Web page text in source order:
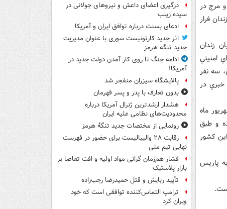
مرج در
فرار
زندان
امنيتي
سه نفر
خبري در
ماه
و طبق
کشور
شده و به پاريس
درگیری اعضای داعش و نیروهای جولانی در
سیده زینب
ادعای بسنت درباره توافق ایران و آمریکا
اثر جدید کارتونیست سوری با عنوان مدیریت
جدید تنگه هرمز
ادامه جنگ تا روی کار آمدن دولت جدید در
آمریکا!
پالایشگاه سیزران منفجر شد
بدون تعارف با پدر و پسر قهرمان
هشدار ارشدترین ژنرال آمریکا درباره
محدودیت‌های نظامی علیه ایران
رونمایی از مختصات جدید تنگۀ هرمز
رقابت ۲۸ والیبالیست برای حضور در فهرست
نهایی تیم ملی
فشار هم‌زمان گرانی مواد اولیه و افت تقاضا بر
بازار پلاستیک
تأیید ربایش و قتل حمیدرضا رجب‌زاده
ترامپ التماس‌کننده توافقی است که خود
ویران کرد